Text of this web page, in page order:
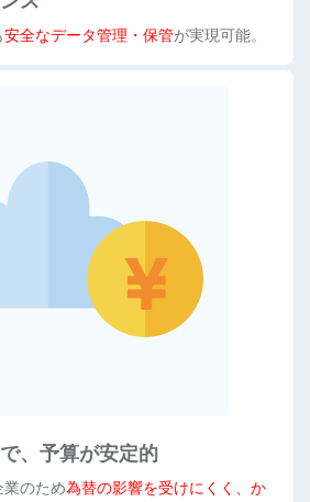
安全なデータ管理・保管が実現可能。
、予算が安定的
業のため為替の影響を受けにくく、か